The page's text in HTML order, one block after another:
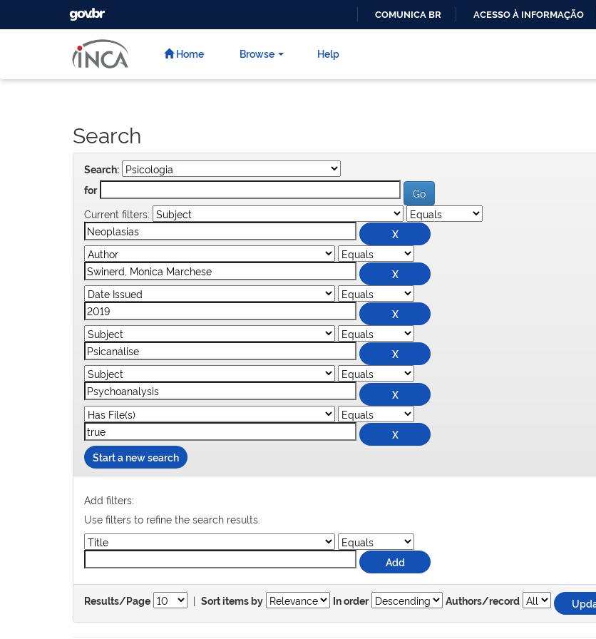
CONTEÚDO
GOVBR
COMUNICA BR ACESSO À INFORMAÇÃO
Home Browse Help
Search
Search:
for
Current filters:
Start a new search
Add filters:
Use filters to refine the search results.
Results/Page | Sort items by In order Authors/record